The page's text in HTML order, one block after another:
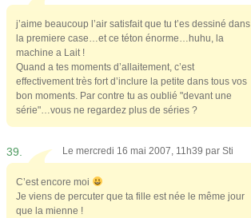
j’aime beaucoup l’air satisfait que tu t’es dessiné dans
la premiere case…et ce téton énorme…huhu, la
machine a Lait !
Quand a tes moments d’allaitement, c’est
effectivement très fort d’inclure la petite dans tous vos
bon moments. Par contre tu as oublié "devant une
série"…vous ne regardez plus de séries ?
39. Le mercredi 16 mai 2007, 11h39 par Sti
C’est encore moi
Je viens de percuter que ta fille est née le même jour
que la mienne !